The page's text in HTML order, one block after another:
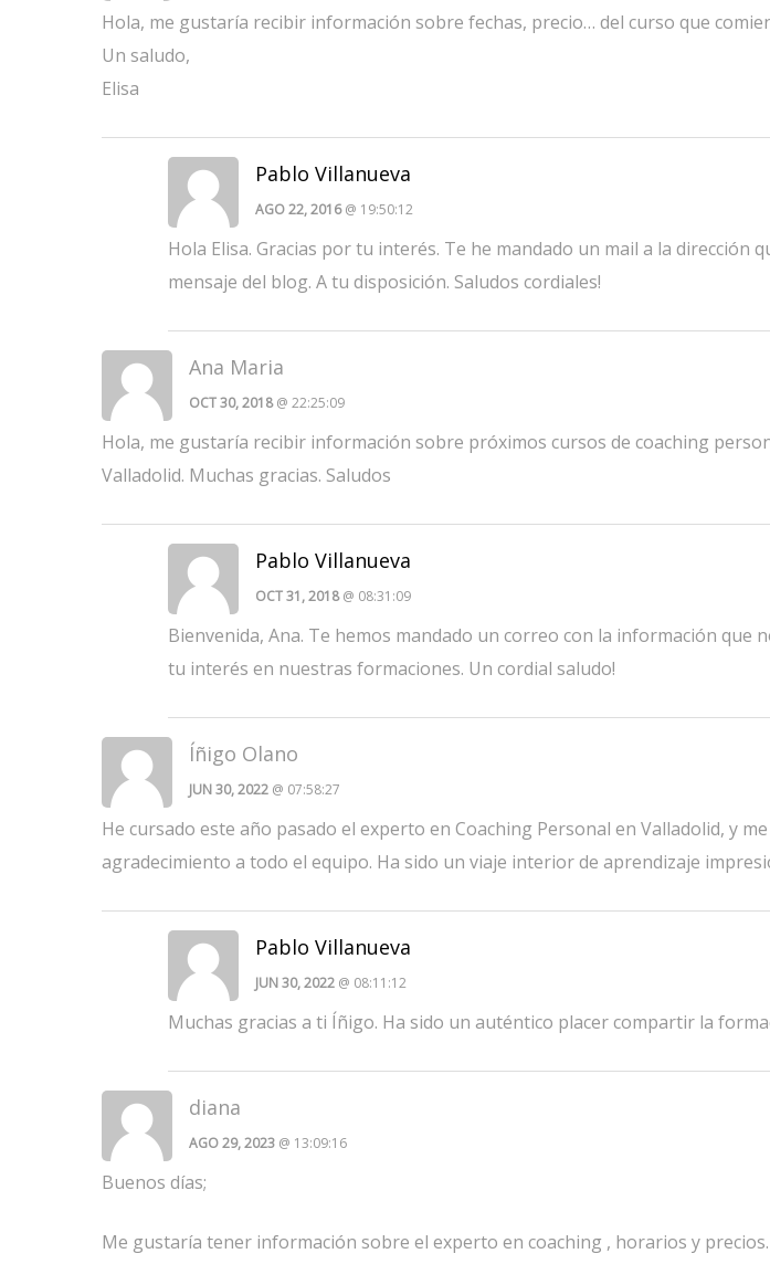
Hola, me gustaría recibir información sobre fechas, precio… del curso que
Un saludo,
Elisa
Pablo Villanueva
AGO 22, 2016@ 19:50:12
Hola Elisa. Gracias por tu interés. Te he mandado un mail a la dirección
mensaje del blog. A tu disposición. Saludos cordiales!
Ana Maria
OCT 30, 2018@ 22:25:09
Hola, me gustaría recibir información sobre próximos cursos de coaching
Valladolid. Muchas gracias. Saludos
Pablo Villanueva
OCT 31, 2018@ 08:31:09
Bienvenida, Ana. Te hemos mandado un correo con la información que
tu interés en nuestras formaciones. Un cordial saludo!
Íñigo Olano
JUN 30, 2022 @ 07:58:27
He cursado este año pasado el experto en Coaching Personal en Valladolid, y
agradecimiento a todo el equipo. Ha sido un viaje interior de aprendizaje
Pablo Villanueva
JUN 30, 2022 @ 08:11:12
Muchas gracias a ti Íñigo. Ha sido un auténtico placer compartir la
diana
AGO 29, 2023 @ 13:09:16
Buenos días;
Me gustaría tener información sobre el experto en coaching , horarios y precios.